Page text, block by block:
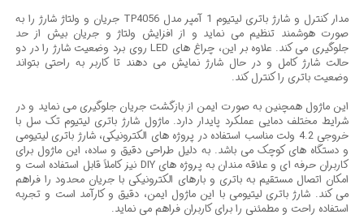
مدار کنترل و شارژ باتری لیتیوم 1 آمپر مدل TP4056 جریان و ولتاژ شارژ را به
صورت هوشمند تنظیم می نماید و از افزایش ولتاژ و جریان بیش از حد
جلوگیری می کند. علاوه بر این، چراغ های LED روی برد وضعیت شارژ را در دو
حالت شارژ کامل و در حال شارژ نمایش می دهند تا کاربر به راحتی بتواند
وضعیت باتری را کنترل کند.
این ماژول همچنین به صورت ایمن از بازگشت جریان جلوگیری می نماید و در
شرایط مختلف دمایی عملکرد پایدار دارد. ماژول شارژ باتری لیتیوم تک سل با
خروجی 4.2 ولت مناسب استفاده در پروژه های الکترونیکی، شارژ باتری لیتیومی
و دستگاه های کوچک می باشد. به دلیل طراحی دقیق و ساده، این ماژول برای
کاربران حرفه ای و علاقه مندان به پروژه های DIY نیز کاملاً قابل استفاده است و
امکان اتصال مستقیم به باتری و بارهای الکترونیکی با جریان محدود را فراهم
می کند. شارژ باتری لیتیومی با این ماژول ایمن، دقیق و کارآمد است و تجربه
استفاده راحت و مطمئنی را برای کاربران فراهم می نماید.